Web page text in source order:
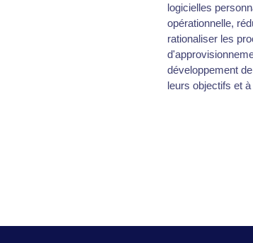
logicielles
opérationnelle,
rationaliser les
développement
leurs objectifs et